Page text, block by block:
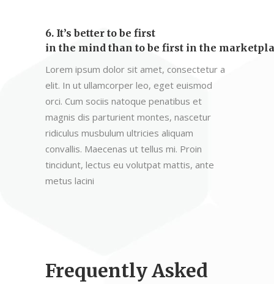
6. It’s better to be first
in the mind than to be first in the
Lorem ipsum dolor sit amet, consectetur a
elit. In ut ullamcorper leo, eget euismod
orci. Cum sociis natoque penatibus et
magnis dis parturient montes, nascetur
ridiculus musbulum ultricies aliquam
convallis. Maecenas ut tellus mi. Proin
tincidunt, lectus eu volutpat mattis, ante
metus lacini
Frequently Asked